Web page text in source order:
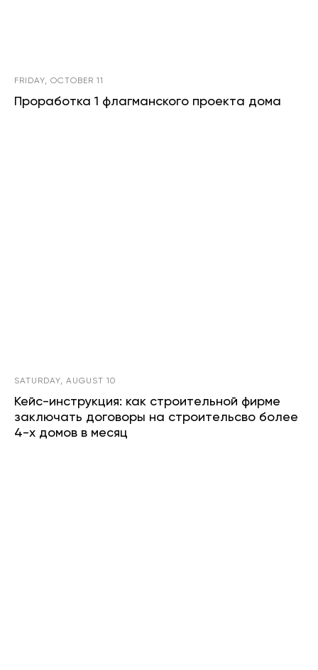
FRIDAY, OCTOBER 11
Проработка 1 флагманского проекта дома
SATURDAY, AUGUST 10
Кейс-инструкция: как строительной фирме
заключать договоры на строительсво более
4-х домов в месяц